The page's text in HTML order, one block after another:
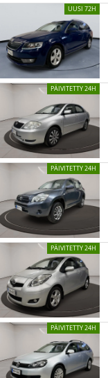
UUSI 72H
PÄIVITETTY 24H
PÄIVITETTY 24H
PÄIVITETTY 24H
PÄIVITETTY 24H